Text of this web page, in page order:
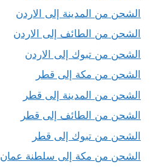
الشحن من المدينة إلى الاردن
الشحن من الطائف إلى الاردن
الشحن من تبوك إلى الاردن
الشحن من مكة إلى قطر
الشحن من المدينة إلى قطر
الشحن من الطائف إلى قطر
الشحن من تبوك إلى قطر
الشحن من مكة إلى سلطنة عمان